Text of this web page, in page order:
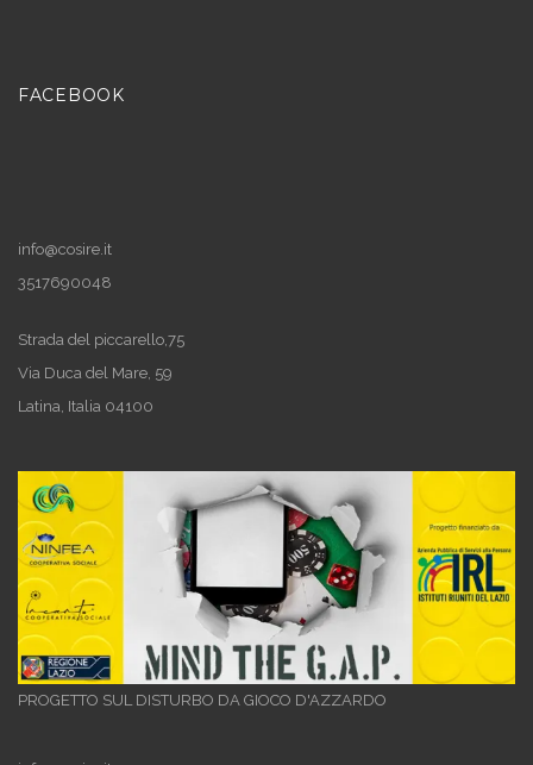
FACEBOOK
info@cosire.it
3517690048
Strada del piccarello,75
Via Duca del Mare, 59
Latina Italia 04100
PROGETTO SUL DISTURBO DA GIOCO D'AZZARDO